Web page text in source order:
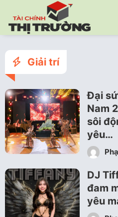
Giải trí
Đại
Nam
sôi
yêu…
DJ
đam
yêu